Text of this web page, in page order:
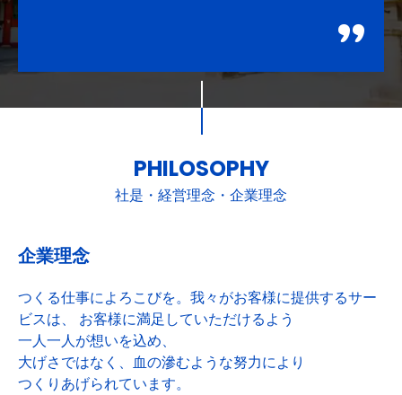
PHILOSOPHY
社是・経営理念・企業理念
企業理念
つくる仕事によろこびを。我々がお客様に提供するサー
ビスは、 お客様に満足していただけるよう
一人一人が想いを込め、
大げさではなく、血の滲むような努力により
つくりあげられています。